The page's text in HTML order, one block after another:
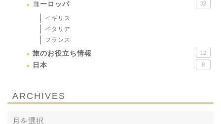
ヨーロッパ 32
イギリス
イタリア
フランス
旅のお役立ち情報 12
日本 8
ARCHIVES